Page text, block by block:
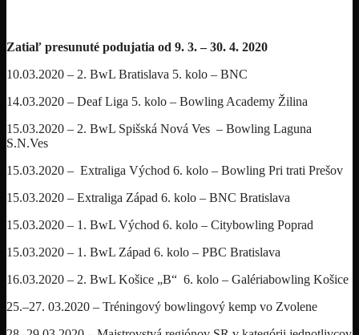
Zatiaľ presunuté podujatia od 9. 3. – 30. 4. 2020
10.03.2020 – 2. BwL Bratislava 5. kolo – BNC
14.03.2020 – Deaf Liga 5. kolo – Bowling Academy Žilina
15.03.2020 – 2. BwL Spišská Nová Ves – Bowling Laguna
S.N.Ves
15.03.2020 – Extraliga Východ 6. kolo – Bowling Pri trati Prešov
15.03.2020 – Extraliga Západ 6. kolo – BNC Bratislava
15.03.2020 – 1. BwL Východ 6. kolo – Citybowling Poprad
15.03.2020 – 1. BwL Západ 6. kolo – PBC Bratislava
16.03.2020 – 2. BwL Košice „B“ 6. kolo – Galériabowling Košice
25.–27. 03.2020 – Tréningový bowlingový kemp vo Zvolene